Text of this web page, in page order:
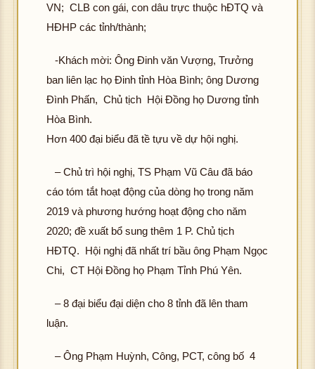
VN; CLB con gái, con dâu trực thuộc hĐTQ và
HĐHP các tỉnh/thành;
-Khách mời: Ông Đinh văn Vượng, Trưởng
ban liên lạc họ Đinh tỉnh Hòa Bình; ông Dương
Đình Phấn, Chủ tịch Hội Đồng họ Dương tỉnh
Hòa Bình.
Hơn 400 đại biểu đã tề tựu về dự hội nghị.
– Chủ trì hội nghị, TS Phạm Vũ Câu đã báo
cáo tóm tắt hoạt động của dòng họ trong năm
2019 và phương hướng hoạt động cho năm
2020; đề xuất bổ sung thêm 1 P. Chủ tịch
HĐTQ. Hội nghị đã nhất trí bầu ông Phạm Ngọc
Chi, CT Hội Đồng họ Phạm Tỉnh Phú Yên.
– 8 đại biểu đại diện cho 8 tỉnh đã lên tham
luận.
– Ông Phạm Huỳnh, Công, PCT, công bố 4